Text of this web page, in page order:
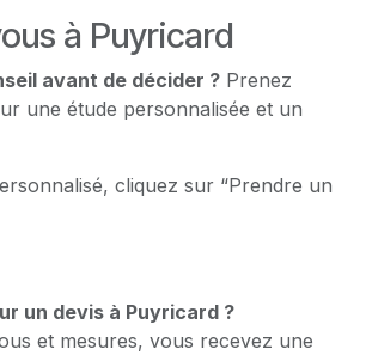
à Puyricard
avant de décider ? Prenez
une étude personnalisée et un
cliquez sur “Prendre un
un devis à Puyricard ?
et mesures, vous recevez une